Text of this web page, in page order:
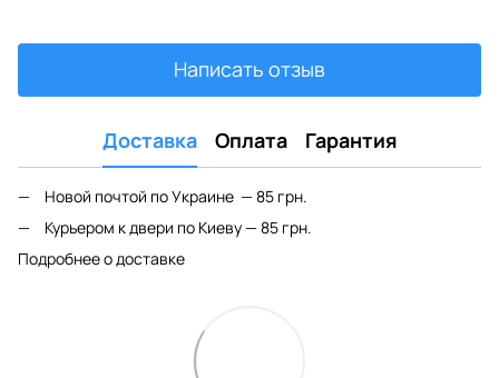
Написать отзыв
Доставка Оплата Гарантия
Новой почтой по Украине — 85 грн.
Курьером к двери по Киеву — 85 грн.
Подробнее о доставке